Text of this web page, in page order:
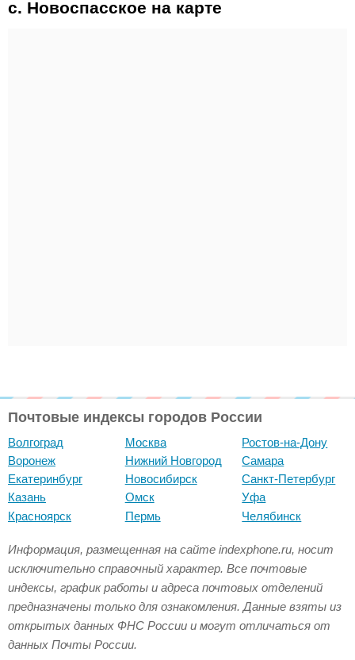
с. Новоспасское на карте
Почтовые индексы городов России
Волгоград
Воронеж
Екатеринбург
Казань
Красноярск
Москва
Нижний Новгород
Новосибирск
Омск
Пермь
Ростов-на-Дону
Самара
Санкт-Петербург
Уфа
Челябинск
Информация, размещенная на сайте indexphone.ru, носит
исключительно справочный характер. Все почтовые
индексы, график работы и адреса почтовых отделений
предназначены только для ознакомления. Данные взяты из
открытых данных ФНС России и могут отличаться от
данных Почты России.